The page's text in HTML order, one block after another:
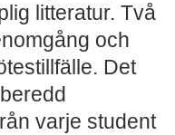
litteratur. Två
och
Det
varje student